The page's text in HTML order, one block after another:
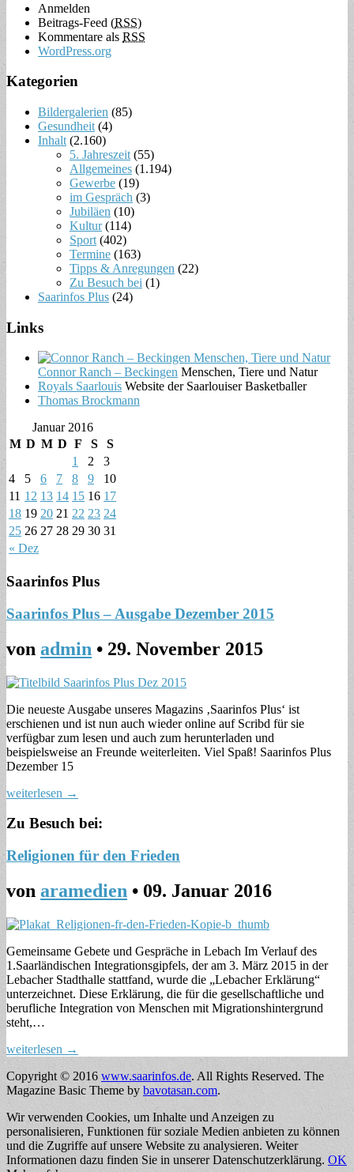
Anmelden
Beitrags-Feed (RSS)
Kommentare als RSS
WordPress.org
Kategorien
Bildergalerien (85)
Gesundheit (4)
Inhalt (2.160)
5. Jahreszeit (55)
Allgemeines (1.194)
Gewerbe (19)
im Gespräch (3)
Jubiläen (10)
Kultur(114)
Sport (402)
Termine (163)
Tipps & Anregungen (22)
Zu Besuch bei (1)
Saarinfos Plus (24)
Links
Connor Ranch – Beckingen Menschen, Tiere und Natur
Royals Saarlouis Website der Saarlouiser Basketballer
Thomas Brockmann
Januar 2016
M D M D F S S
« Dez
1 2
3
4
5 6 7 8 9
10
11 12 13 14 15 16 17
18 19 20 21 22 23 24
25 26 27 28 29 30 31
Saarinfos Plus
Saarinfos Plus – Ausgabe Dezember 2015
von admin • 29. November 2015
Die neueste Ausgabe unseres Magazins ‚Saarinfos Plus‘ ist
erschienen und ist nun auch wieder online auf Scribd für sie
verfügbar zum lesen und auch zum herunterladen und
beispielsweise an Freunde weiterleiten. Viel Spaß! Saarinfos Plus
Dezember 15
weiterlesen →
Zu Besuch bei:
Religionen für den Frieden
von aramedien • 09. Januar 2016
Gemeinsame Gebete und Gespräche in Lebach Im Verlauf des
1.Saarländischen Integrationsgipfels, der am 3. März 2015 in der
Lebacher Stadthalle stattfand, wurde die „Lebacher Erklärung“
unterzeichnet. Diese Erklärung, die für die gesellschaftliche und
berufliche Integration von Menschen mit Migrationshintergrund
steht,…
weiterlesen →
Copyright © 2016 www.saarinfos.de. All Rights Reserved. The
Magazine Basic Theme bybavotasan.com.
Wir verwenden Cookies, um Inhalte und Anzeigen zu
personalisieren, Funktionen für soziale Medien anbieten zu können
und die Zugriffe auf unsere Website zu analysieren. Weiter
Informationen dazu finden Sie in unserer Datenschutzerklärung. OK